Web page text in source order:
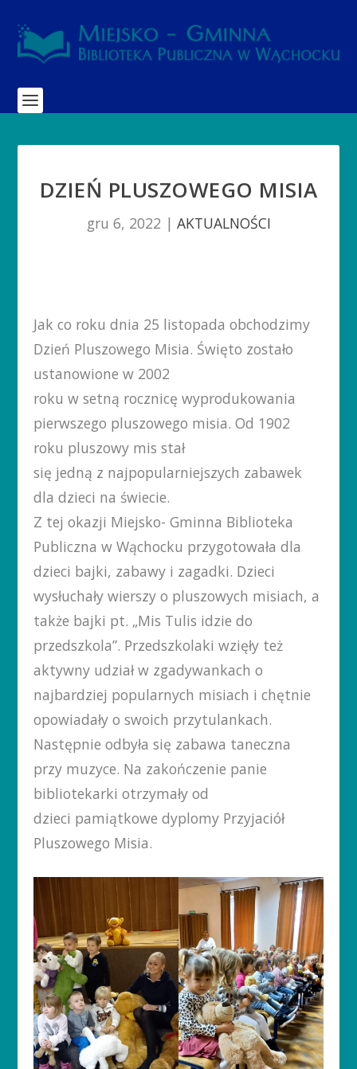
DZIEŃ PLUSZOWEGO MISIA
gru 6, 2022 | AKTUALNOŚCI
Jak co roku dnia 25 listopada obchodzimy
Dzień Pluszowego Misia. Święto zostało
ustanowione w 2002
roku w setną rocznicę wyprodukowania
pierwszego pluszowego misia. Od 1902
roku pluszowy mis stał
się jedną z najpopularniejszych zabawek
dla dzieci na świecie.
Z tej okazji Miejsko- Gminna Biblioteka
Publiczna w Wąchocku przygotowała dla
dzieci bajki, zabawy i zagadki. Dzieci
wysłuchały wierszy o pluszowych misiach, a
także bajki pt. „Mis Tulis idzie do
przedszkola”. Przedszkolaki wzięły też
aktywny udział w zgadywankach o
najbardziej popularnych misiach i chętnie
opowiadały o swoich przytulankach.
Następnie odbyła się zabawa taneczna
przy muzyce. Na zakończenie panie
bibliotekarki otrzymały od
dzieci pamiątkowe dyplomy Przyjaciół
Pluszowego Misia.